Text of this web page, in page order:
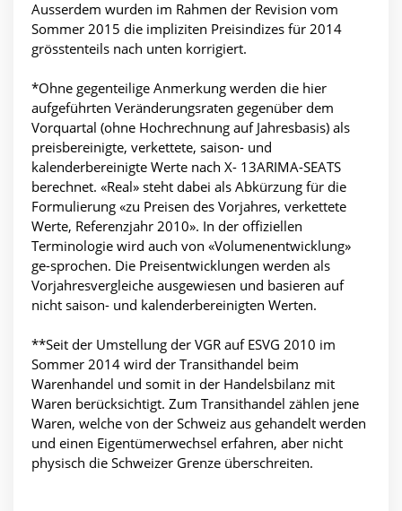
Ausserdem wurden im Rahmen der Revision vom
Sommer 2015 die impliziten Preisindizes für 2014
grösstenteils nach unten korrigiert.
*Ohne gegenteilige Anmerkung werden die hier
aufgeführten Veränderungsraten gegenüber dem
Vorquartal (ohne Hochrechnung auf Jahresbasis) als
preisbereinigte, verkettete, saison- und
kalenderbereinigte Werte nach X- 13ARIMA-SEATS
berechnet. «Real» steht dabei als Abkürzung für die
Formulierung «zu Preisen des Vorjahres, verkettete
Werte, Referenzjahr 2010». In der offiziellen
Terminologie wird auch von «Volumenentwicklung»
ge-sprochen. Die Preisentwicklungen werden als
Vorjahresvergleiche ausgewiesen und basieren auf
nicht saison- und kalenderbereinigten Werten.
**Seit der Umstellung der VGR auf ESVG 2010 im
Sommer 2014 wird der Transithandel beim
Warenhandel und somit in der Handelsbilanz mit
Waren berücksichtigt. Zum Transithandel zählen jene
Waren, welche von der Schweiz aus gehandelt werden
und einen Eigentümerwechsel erfahren, aber nicht
physisch die Schweizer Grenze überschreiten.